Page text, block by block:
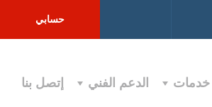
حسابي
خدمات الدعم الفني إتصل بنا